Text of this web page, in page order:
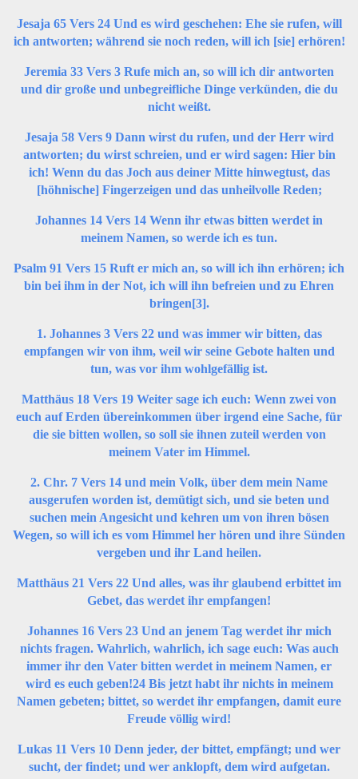
Jesaja 65 Vers 24 Und es wird geschehen: Ehe sie rufen, will
ich antworten; während sie noch reden, will ich [sie] erhören!
Jeremia 33 Vers 3 Rufe mich an, so will ich dir antworten
und dir große und unbegreifliche Dinge verkünden, die du
nicht weißt.
Jesaja 58 Vers 9 Dann wirst du rufen, und der Herr wird
antworten; du wirst schreien, und er wird sagen: Hier bin
ich! Wenn du das Joch aus deiner Mitte hinwegtust, das
[höhnische] Fingerzeigen und das unheilvolle Reden;
Johannes 14 Vers 14 Wenn ihr etwas bitten werdet in
meinem Namen, so werde ich es tun.
Psalm 91 Vers 15 Ruft er mich an, so will ich ihn erhören; ich
bin bei ihm in der Not, ich will ihn befreien und zu Ehren
bringen[3].
1. Johannes 3 Vers 22 und was immer wir bitten, das
empfangen wir von ihm, weil wir seine Gebote halten und
tun, was vor ihm wohlgefällig ist.
Matthäus 18 Vers 19 Weiter sage ich euch: Wenn zwei von
euch auf Erden übereinkommen über irgend eine Sache, für
die sie bitten wollen, so soll sie ihnen zuteil werden von
meinem Vater im Himmel.
2. Chr. 7 Vers 14 und mein Volk, über dem mein Name
ausgerufen worden ist, demütigt sich, und sie beten und
suchen mein Angesicht und kehren um von ihren bösen
Wegen, so will ich es vom Himmel her hören und ihre Sünden
vergeben und ihr Land heilen.
Matthäus 21 Vers 22 Und alles, was ihr glaubend erbittet im
Gebet, das werdet ihr empfangen!
Johannes 16 Vers 23 Und an jenem Tag werdet ihr mich
nichts fragen. Wahrlich, wahrlich, ich sage euch: Was auch
immer ihr den Vater bitten werdet in meinem Namen, er
wird es euch geben!24 Bis jetzt habt ihr nichts in meinem
Namen gebeten; bittet, so werdet ihr empfangen, damit eure
Freude völlig wird!
Lukas 11 Vers 10 Denn jeder, der bittet, empfängt; und wer
sucht, der findet; und wer anklopft, dem wird aufgetan.